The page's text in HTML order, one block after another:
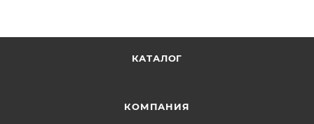
КАТАЛОГ
КОМПАНИЯ